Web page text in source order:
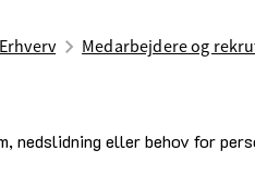
Erhverv Medarbejdere og
nedslidning eller behov for